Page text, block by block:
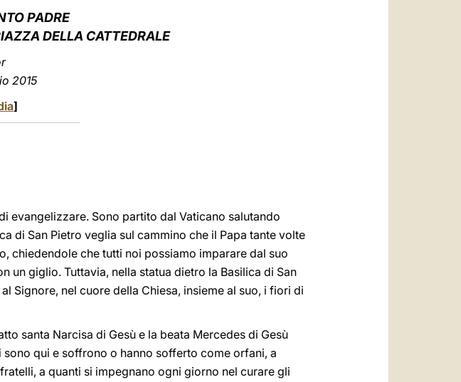
PADRE
DELLA CATTEDRALE
2015
]
evangelizzare. Sono partito dal Vaticano salutando
di San Pietro veglia sul cammino che il Papa tante volte
chiedendole che tutti noi possiamo imparare dal suo
un giglio. Tuttavia, nella statua dietro la Basilica di San
Signore, nel cuore della Chiesa, insieme al suo, i fiori di
santa Narcisa di Gesù e la beata Mercedes di Gesù
qui e soffrono o hanno sofferto come orfani, a
a quanti si impegnano ogni giorno nel curare gli